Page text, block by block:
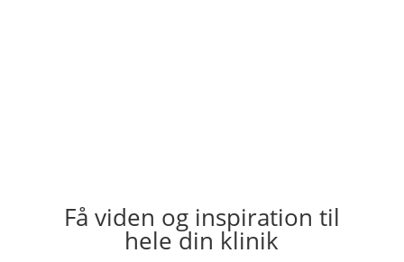
Få viden og inspiration til
hele din klinik